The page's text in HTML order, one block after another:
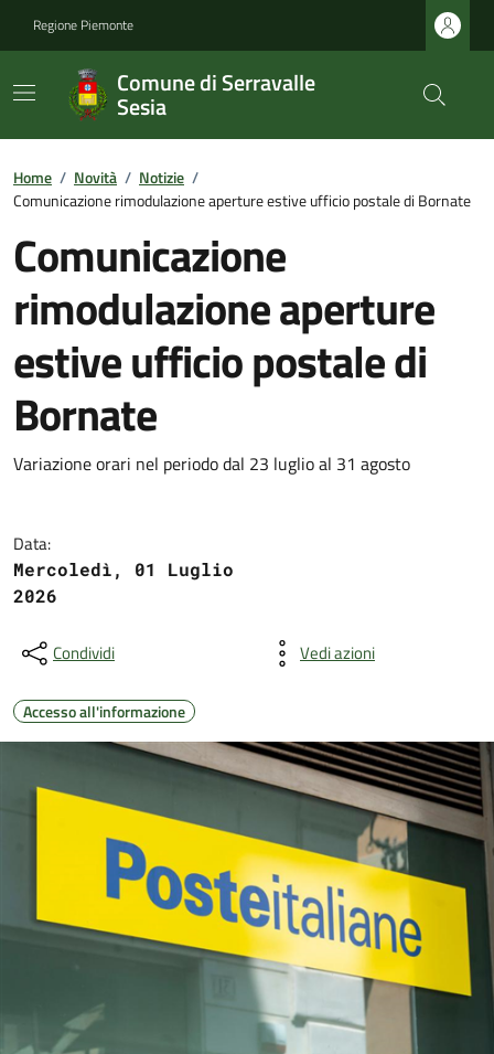
Regione Piemonte
Comune di Serravalle
Sesia
Home / Novità / Notizie /
Comunicazione rimodulazione aperture estive ufficio postale di Bornate
Comunicazione
rimodulazione aperture
estive ufficio postale di
Bornate
Variazione orari nel periodo dal 23 luglio al 31 agosto
Data:
Mercoledì, 01 Luglio
2026
Condividi Vedi azioni
Accesso all'informazione